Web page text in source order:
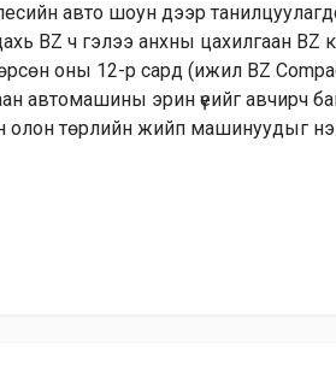
авто шоун дээр
BZ ч гэлээ анхны цахилгаан
оны 12-р сард (ижил BZ
автомашины эрин үеийг авчирч
олон төрлийн жийп машинуудыг